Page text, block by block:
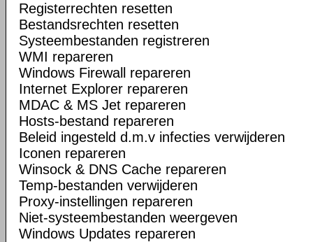
Registerrechten resetten
Bestandsrechten resetten
Systeembestanden registreren
WMI repareren
Windows Firewall repareren
Internet Explorer repareren
MDAC & MS Jet repareren
Hosts-bestand repareren
Beleid ingesteld d.m.v infecties verwijderen
Iconen repareren
Winsock & DNS Cache repareren
Temp-bestanden verwijderen
Proxy-instellingen repareren
Niet-systeembestanden weergeven
Windows Updates repareren